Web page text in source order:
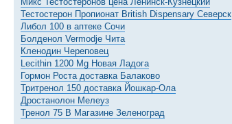
Тестостерон Пропионат British Dispensary Северск
Либол 100 в аптеке Сочи
Болденол Vermodje Чита
Кленодин Череповец
Lecithin 1200 Mg Новая Ладога
Гормон Роста доставка Балаково
Тритренол 150 доставка Йошкар-Ола
Дростанолон Мелеуз
Тренол 75 В Магазине Зеленоград